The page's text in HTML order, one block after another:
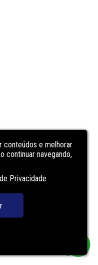
conteúdos e melhorar
continuar navegando,
Privacidade